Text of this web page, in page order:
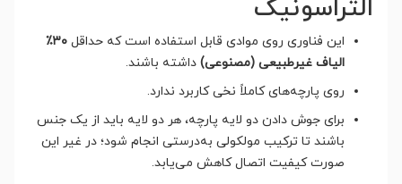
التراسونیک
این فناوری روی موادی قابل استفاده است که حداقل
۳۰٪
الیاف غیرطبیعی (مصنوعی) داشته باشند.
روی پارچه‌های کاملاً نخی کاربرد ندارد.
برای جوش دادن دو لایه پارچه، هر دو لایه باید از یک جنس
باشند تا ترکیب مولکولی به‌درستی انجام شود؛ در غیر این
صورت کیفیت اتصال کاهش می‌یابد.